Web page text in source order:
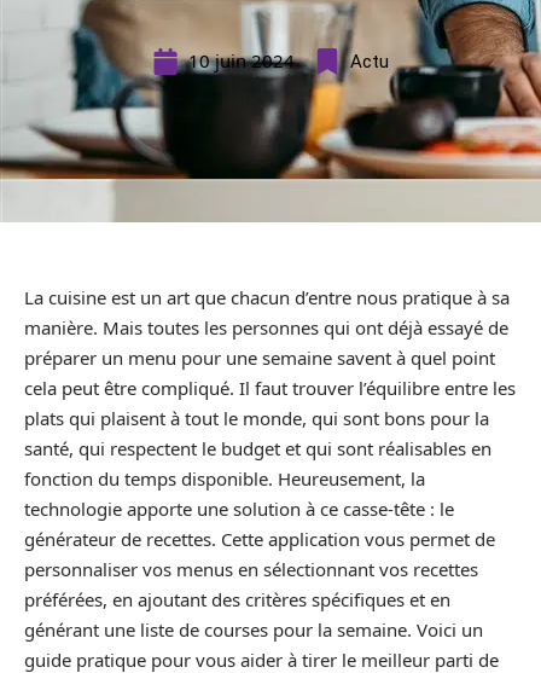
10 juin 2024 Actu
La cuisine est un art que chacun d’entre nous pratique à sa
manière. Mais toutes les personnes qui ont déjà essayé de
préparer un menu pour une semaine savent à quel point
cela peut être compliqué. Il faut trouver l’équilibre entre les
plats qui plaisent à tout le monde, qui sont bons pour la
santé, qui respectent le budget et qui sont réalisables en
fonction du temps disponible. Heureusement, la
technologie apporte une solution à ce casse-tête : le
générateur de recettes. Cette application vous permet de
personnaliser vos menus en sélectionnant vos recettes
préférées, en ajoutant des critères spécifiques et en
générant une liste de courses pour la semaine. Voici un
guide pratique pour vous aider à tirer le meilleur parti de